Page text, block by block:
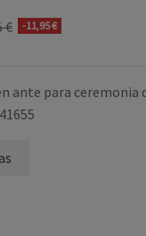
€ -11,95 €
ante para ceremonia